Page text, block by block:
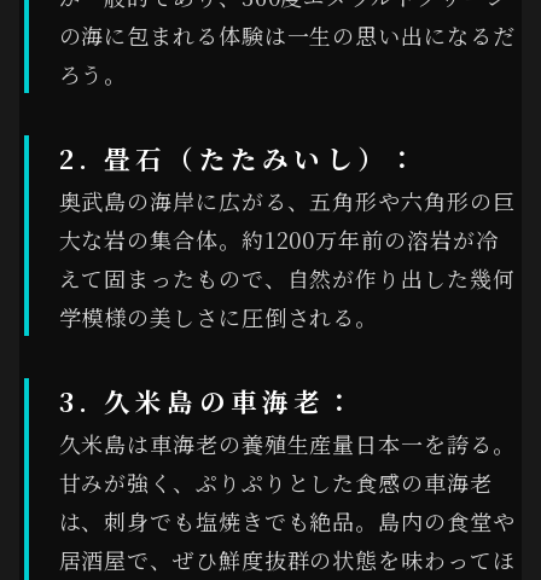
の海に包まれる体験は一生の思い出になるだ
ろう。
2. 畳石（たたみいし）：
奥武島の海岸に広がる、五角形や六角形の巨
大な岩の集合体。約1200万年前の溶岩が冷
えて固まったもので、自然が作り出した幾何
学模様の美しさに圧倒される。
3. 久米島の車海老：
久米島は車海老の養殖生産量日本一を誇る。
甘みが強く、ぷりぷりとした食感の車海老
は、刺身でも塩焼きでも絶品。島内の食堂や
居酒屋で、ぜひ鮮度抜群の状態を味わってほ